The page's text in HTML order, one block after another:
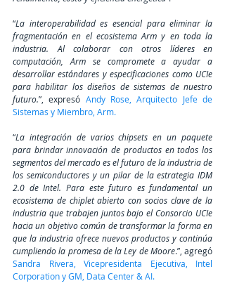
“La interoperabilidad es esencial para eliminar la
fragmentación en el ecosistema Arm y en toda la
industria. Al colaborar con otros líderes en
computación, Arm se compromete a ayudar a
desarrollar estándares y especificaciones como UCIe
para habilitar los diseños de sistemas de nuestro
futuro.”, expresó Andy Rose, Arquitecto Jefe de
Sistemas y Miembro, Arm.
“La integración de varios chipsets en un paquete
para brindar innovación de productos en todos los
segmentos del mercado es el futuro de la industria de
los semiconductores y un pilar de la estrategia IDM
2.0 de Intel. Para este futuro es fundamental un
ecosistema de chiplet abierto con socios clave de la
industria que trabajen juntos bajo el Consorcio UCIe
hacia un objetivo común de transformar la forma en
que la industria ofrece nuevos productos y continúa
cumpliendo la promesa de la Ley de Moore
Sandra Rivera, Vicepresidenta Ejecutiva, Intel
Corporation y GM, Data Center & AI.